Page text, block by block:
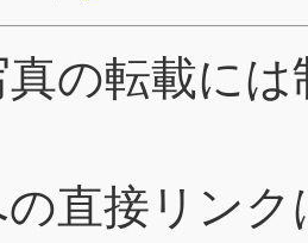
真の転載に
の直接リン